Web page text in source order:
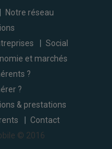
Notre réseau
Social
et marchés
?
?
& prestations
Contact
© 2016